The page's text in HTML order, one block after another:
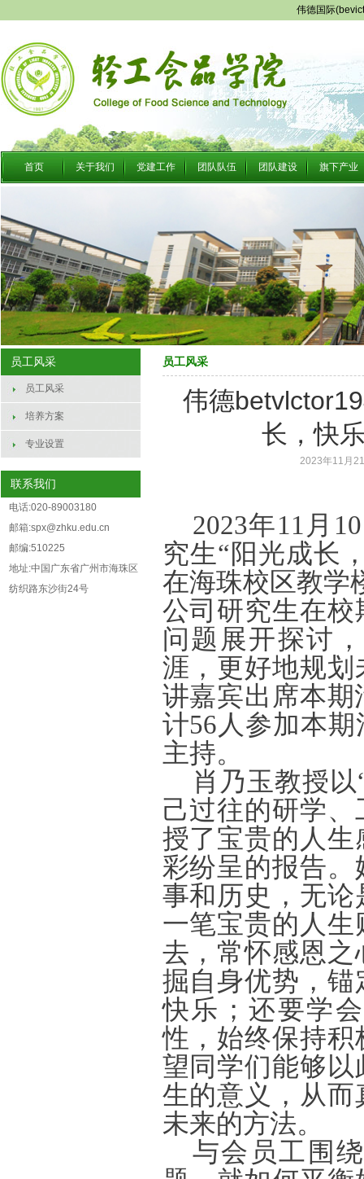
伟德国际
首页 关于我们 党建工作 团队队伍 团队建设 旗下产业
员工风采
员工风采
培养方案
专业设置
联系我们
电话:020-89003180
邮箱:spx@zhku.edu.cn
邮编:510225
地址:中国广东省广州市海珠区
纺织路东沙街24号
员工风采
伟德
长，快
2023年11月
2023年11月
究生“阳光成长
在海珠校区教学
公司研究生在
问题展开探讨
涯，更好地规
讲嘉宾出席本期
计56人参加本
主持。
肖乃玉教授
己过往的研学
授了宝贵的人
彩纷呈的报告
事和历史，无
一笔宝贵的人
去，常怀感恩
掘自身优势，
快乐；还要学
性，始终保持
望同学们能够
生的意义，从
未来的方法。
与会员工围